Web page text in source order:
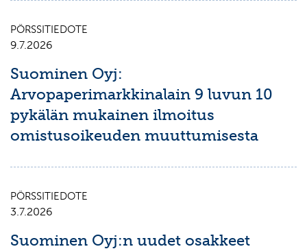
PÖRSSITIEDOTE
9.7.2026
Suominen Oyj:
Arvopaperimarkkinalain 9 luvun 10
pykälän mukainen ilmoitus
omistusoikeuden muuttumisesta
PÖRSSITIEDOTE
3.7.2026
Suominen Oyj:n uudet osakkeet